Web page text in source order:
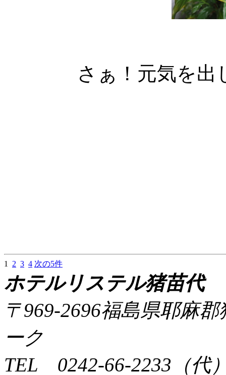
さぁ！元気を出
1 2 3 4 次の5件
ホテルリステル猪苗代
〒969-2696福島県耶麻
ーク
TEL 0242-66-2233